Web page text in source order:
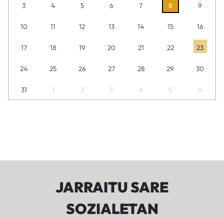
3 4 5 6 7 8 9
10 11 12 13 14 15 16
17 18 19 20 21 22 23
24 25 26 27 28 29 30
31 1 2 3 4 5 6
JARRAITU SARE
SOZIALETAN